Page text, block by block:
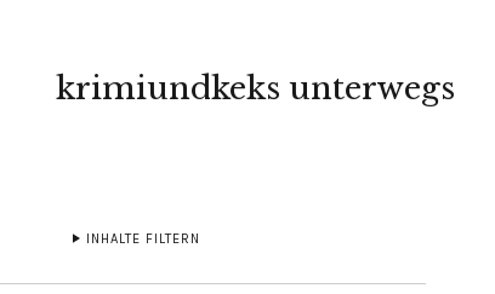
krimiundkeks unterwegs
INHALTE FILTERN